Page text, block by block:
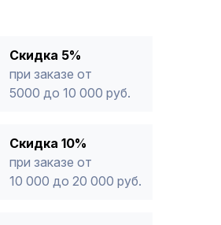
* -Для заказов, состоящих
продукции, максимальная скидка
Скидка 5%
при заказе от
5000 до 10 000 руб.
Скидка 10%
при заказе от
10 000 до 20 000 руб.